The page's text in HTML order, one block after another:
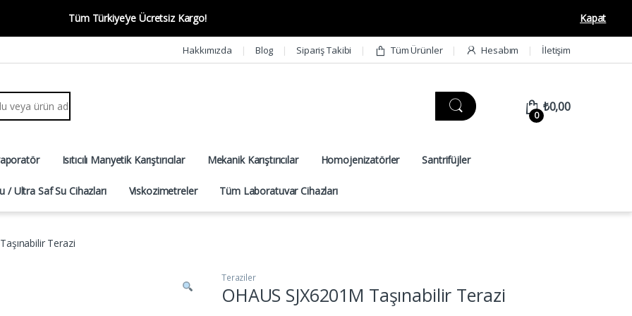
Tüm Türkiye’ye Ücretsiz Kargo!
Kapat
Hakkımızda Blog Sipariş Takibi Tüm Ürünler Hesabım İletişim
0
₺0,00
Isıtıcılı Manyetik Karıştırıcılar Mekanik Karıştırıcılar Homojenizatörler Santrifüjler
/ Ultra Saf Su Cihazları Viskozimetreler Tüm Laboratuvar Cihazları
Terazi
Teraziler
OHAUS SJX6201M Taşınabilir Terazi